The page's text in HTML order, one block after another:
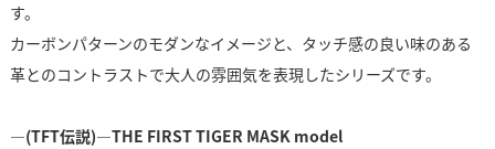
す。
カーボンパターンのモダンなイメージと、タッチ感の良い味のある
革とのコントラストで大人の雰囲気を表現したシリーズです。
―(TFT伝説)―THE FIRST TIGER MASK model